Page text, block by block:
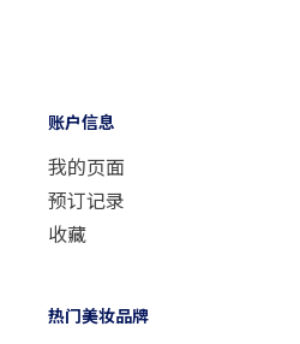
账户信息
我的页面
预订记录
收藏
热门美妆品牌